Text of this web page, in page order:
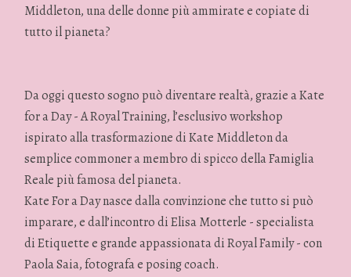
Middleton, una delle donne più ammirate e copiate di
tutto il pianeta?
Da oggi questo sogno può diventare realtà, grazie a Kate
for a Day - A Royal Training, l’esclusivo workshop
ispirato alla trasformazione di Kate Middleton da
semplice commoner a membro di spicco della Famiglia
Reale più famosa del pianeta.
Kate For a Day nasce dalla convinzione che tutto si può
imparare, e dall’incontro di Elisa Motterle - specialista
di Etiquette e grande appassionata di Royal Family - con
Paola Saia, fotografa e posing coach.